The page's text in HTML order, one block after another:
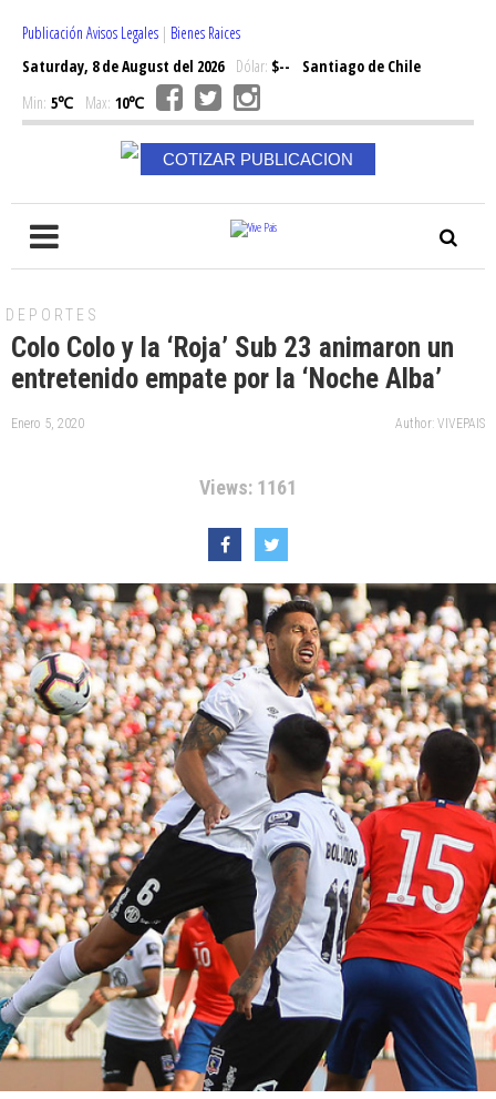
Publicación Avisos Legales | Bienes Raices
Saturday, 8 de August del 2026Dólar: $--
Santiago de Chile
Min: 5℃ Max: 10℃
COTIZAR PUBLICACION
DEPORTES
Colo Colo y la ‘Roja’ Sub 23 animaron un
entretenido empate por la ‘Noche Alba’
Enero 5, 2020 Author: VIVEPAIS
Views: 1161